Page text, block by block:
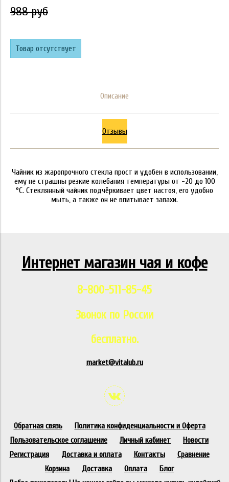
988 руб
Товар отсутствует
Описание
Отзывы
Чайник из жаропрочного стекла прост и удобен в использовании,
ему не страшны резкие колебания температуры от -20 до 100
°C. Стеклянный чайник подчёркивает цвет настоя, его удобно
мыть, а также он не впитывает запахи.
Интернет магазин чая и кофе
8-800-511-85-45
Звонок по России
бесплатно.
market@vitalub.ru
Обратная связь
Политика конфиденциальности и Оферта
Пользовательское соглашение
Личный кабинет
Новости
Регистрация
Доставка и оплата Контакты
Сравнение
Корзина
Доставка Оплата
Блог